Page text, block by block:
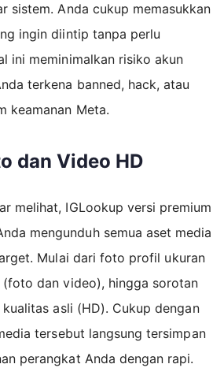
sistem. Anda cukup memasukkan
ingin diintip tanpa perlu
ini meminimalkan risiko akun
terkena banned, hack, atau
keamanan Meta.
dan Video HD
melihat, IGLookup versi premium
mengunduh semua aset media
Mulai dari foto profil ukuran
dan video), hingga sorotan
asli (HD). Cukup dengan
tersebut langsung tersimpan
perangkat Anda dengan rapi.